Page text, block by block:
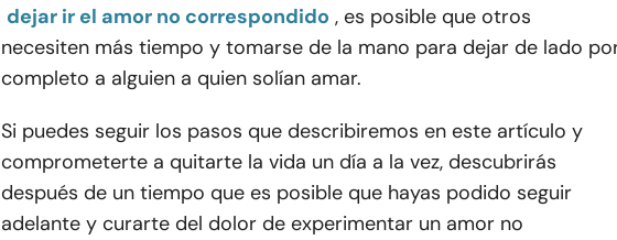
dejar ir el amor no correspondido , es posible que otros
necesiten más tiempo y tomarse de la mano para dejar de lado
completo a alguien a quien solían amar.
Si puedes seguir los pasos que describiremos en este artículo y
comprometerte a quitarte la vida un día a la vez, descubrirás
después de un tiempo que es posible que hayas podido seguir
adelante y curarte del dolor de experimentar un amor no